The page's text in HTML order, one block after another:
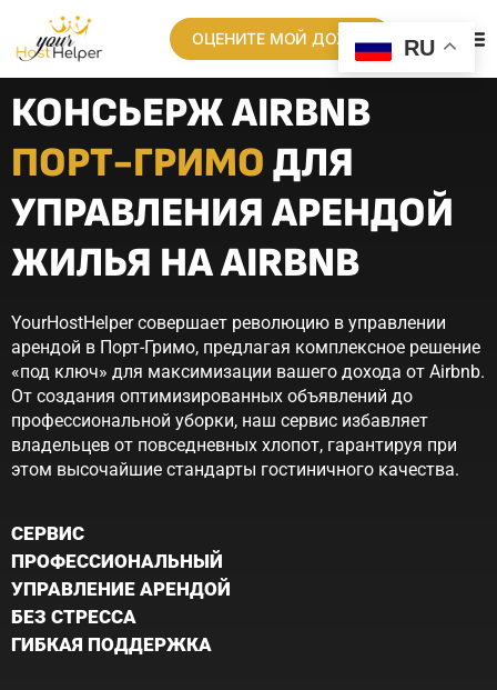
ОЦЕНИТЕ МОЙ ДОХОД
КОНСЬЕРЖ AIRBNB
ПОРТ-ГРИМО ДЛЯ
УПРАВЛЕНИЯ АРЕНДОЙ
ЖИЛЬЯ НА AIRBNB
YourHostHelper совершает революцию в управлении
арендой в Порт-Гримо, предлагая комплексное решение
«под ключ» для максимизации вашего дохода от Airbnb.
От создания оптимизированных объявлений до
профессиональной уборки, наш сервис избавляет
владельцев от повседневных хлопот, гарантируя при
этом высочайшие стандарты гостиничного качества.
CЕРВИС
ПРОФЕССИОНАЛЬНЫЙ
УПРАВЛЕНИЕ АРЕНДОЙ
БЕЗ СТРЕССА
ГИБКАЯ ПОДДЕРЖКА
RU